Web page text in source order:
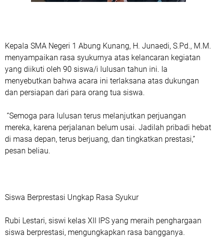
Kepala SMA Negeri 1 Abung Kunang, H. Junaedi, S.Pd., M.M.
menyampaikan rasa syukurnya atas kelancaran kegiatan
yang diikuti oleh 90 siswa/i lulusan tahun ini. Ia
menyebutkan bahwa acara ini terlaksana atas dukungan
dan persiapan dari para orang tua siswa.
“Semoga para lulusan terus melanjutkan perjuangan
mereka, karena perjalanan belum usai. Jadilah pribadi hebat
di masa depan, terus berjuang, dan tingkatkan prestasi,”
pesan beliau.
Siswa Berprestasi Ungkap Rasa Syukur
Rubi Lestari, siswi kelas XII IPS yang meraih penghargaan
siswa berprestasi, mengungkapkan rasa bangganya.